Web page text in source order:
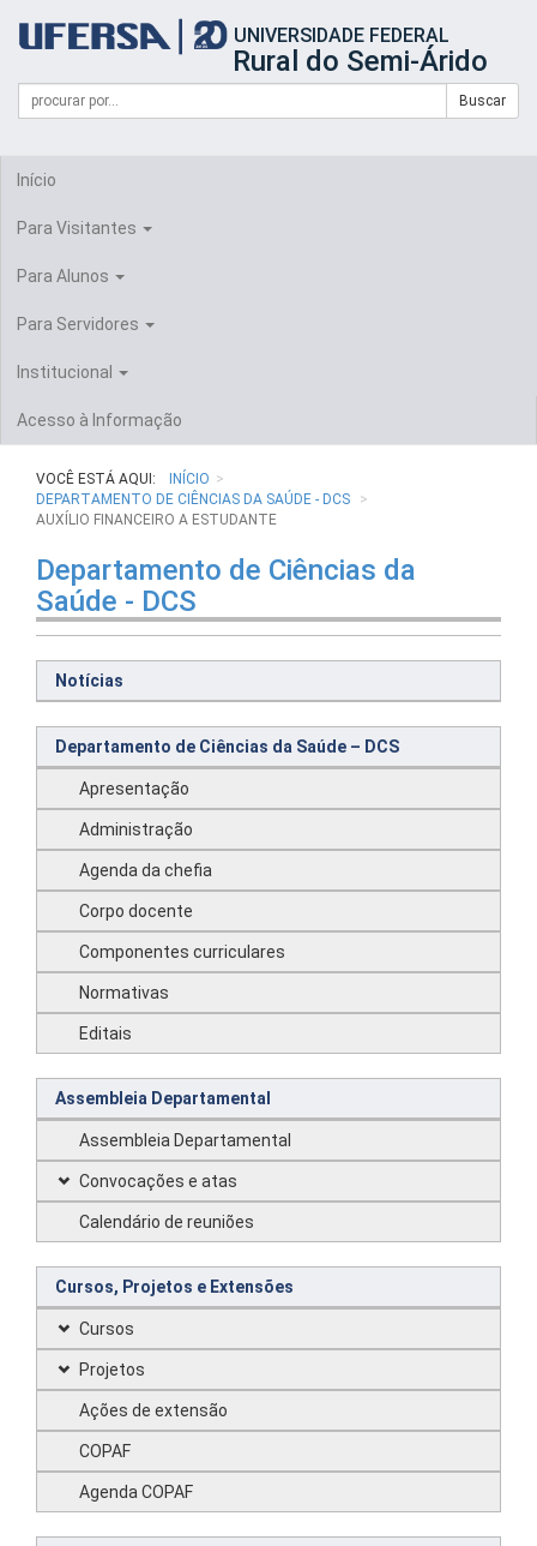
portal
UFERSA
UNIVERSIDADE FEDERAL
Rural do Semi-Árido
Formulário
Busca
Campo
de
Buscar
Início
Para Visitantes
Para Alunos
Para Servidores
Institucional
Acesso à Informação
VOCÊ ESTÁ AQUI:
INÍCIO
DEPARTAMENTO DE CIÊNCIAS DA SAÚDE - DCS
AUXÍLIO FINANCEIRO A ESTUDANTE
Departamento de Ciências da
Saúde - DCS
Notícias
Departamento de Ciências da Saúde – DCS
Apresentação
Administração
Agenda da chefia
Corpo docente
Componentes curriculares
Normativas
Editais
Assembleia Departamental
Assembleia Departamental
Convocações e atas
Calendário de reuniões
Cursos, Projetos e Extensões
Cursos
Projetos
Ações de extensão
COPAF
Agenda COPAF